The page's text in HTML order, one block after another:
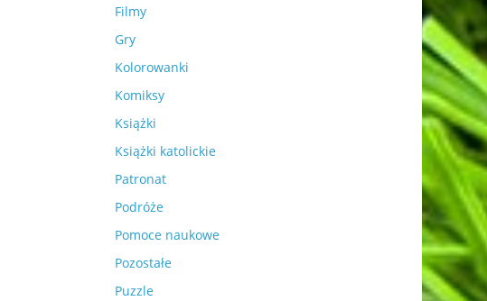
Filmy
Gry
Kolorowanki
Komiksy
Książki
Książki katolickie
Patronat
Podróże
Pomoce naukowe
Pozostałe
Puzzle